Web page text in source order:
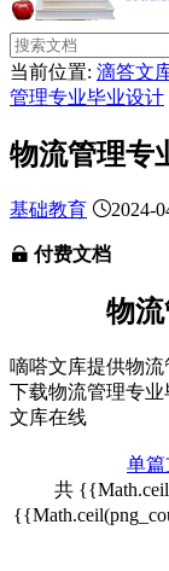
当前位置: 滴答文
管理专业毕业设计
物流管理专
基础教育 2024-
付费文档
物
嘀嗒文库提供物
下载物流管理专
文库在线
单
共